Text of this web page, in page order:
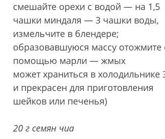
смешайте орехи с водой — на 1,5
чашки миндаля — 3 чашки воды,
измельчите в блендере;
образовавшуюся массу отожмите
помощью марли — жмых
может храниться в холодильнике
и прекрасен для приготовления
шейков или печенья)
20 г семян чиа